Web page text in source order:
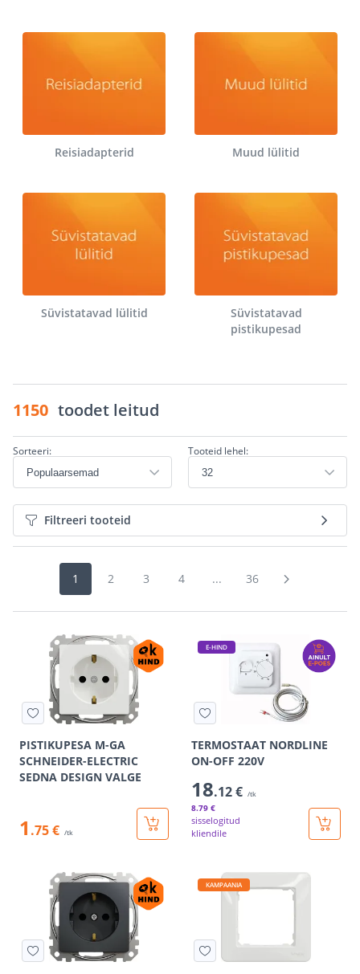
Reisiadapterid Muud lülitid
Süvistatavad lülitid
Süvistatavad
pistikupesad
1150 toodet leitud
Sorteeri: Tooteid lehel:
Filtreeri tooteid
1 2 3 4 ... 36
PISTIKUPESA M-GA
SCHNEIDER-ELECTRIC
SEDNA DESIGN VALGE
1 .75 € /tk
E-HIND
TERMOSTAAT NORDLINE
ON-OFF 220V
18.12 € /tk
8.79 €
sisselogitud
kliendile
KAMPAANIA